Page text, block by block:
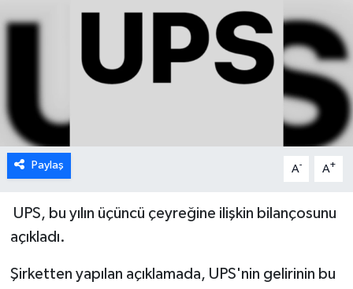
Paylaş A- A+
UPS, bu yılın üçüncü çeyreğine ilişkin bilançosunu
açıkladı.
Şirketten yapılan açıklamada, UPS'nin gelirinin bu